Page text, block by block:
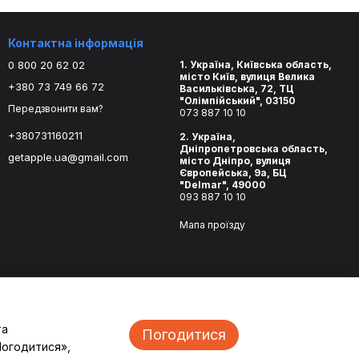
Контактна інформація
0 800 20 62 02
+380 73 749 66 72
Передзвонити вам?
+380731160211
getapple.ua@gmail.com
1. Україна, Київська область,
місто Київ, вулиця Велика
Васильківська, 72, ТЦ
"Олімпійський", 03150
073 887 10 10
2. Україна,
Дніпропетровська область,
місто Дніпро, вулиця
Європейська, 9а, БЦ
"Delmar", 49000
093 887 10 10
Мапа проїзду
Погодитися